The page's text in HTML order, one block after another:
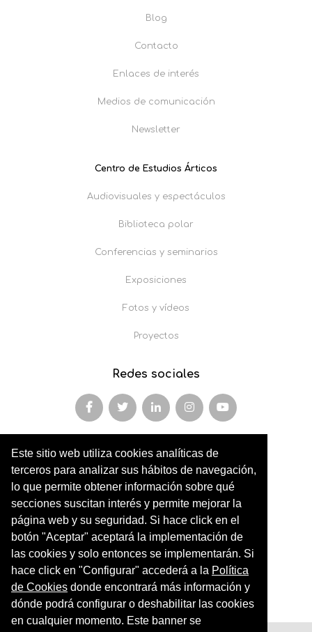
Este sitio web utiliza cookies analíticas de
terceros para analizar sus hábitos de navegación,
lo que permite obtener información sobre qué
secciones suscitan interés y permite mejorar la
página web y su seguridad. Si hace click en el
botón "Aceptar" aceptará la implementación de
las cookies y solo entonces se implementarán. Si
hace click en "Configurar" accederá a la Política
de Cookies donde encontrará más información y
dónde podrá configurar o deshabilitar las cookies
en cualquier momento. Este banner se
Blog
Contacto
Enlaces de interés
Medios de comunicación
Newsletter
Centro de Estudios Árticos
Audiovisuales y espectáculos
Biblioteca polar
Conferencias y seminarios
Exposiciones
Fotos y vídeos
Proyectos
Redes sociales
Miembro y colaborador de
AFOPA
Arqueonet
CER ARTIC
Institut de Cultures Americanes Antigues
Sociedad Geográfica Española